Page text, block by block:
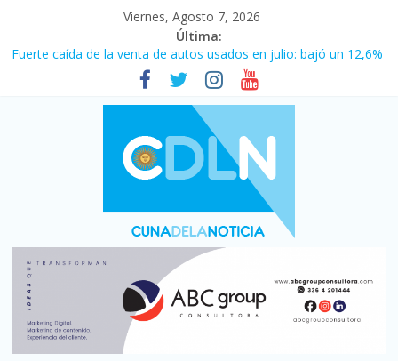
Viernes, Agosto 7, 2026
Última:
Fuerte caída de la venta de autos usados en julio: bajó un 12,6%
Central venció 1 a 0 al River de Coudet en el Monumental
La morosidad alcanzó su nivel más alto en dos décadas y ya
afecta a 400 mil deudores en Santa Fe
Desde que asumió Milei cerraron 41.000 kioscos: el sector
denuncia crisis como en 2001
Vacaciones de invierno con más movimiento y consumo
turístico: 4,6 millones de personas viajaron por el país, un 5,9%